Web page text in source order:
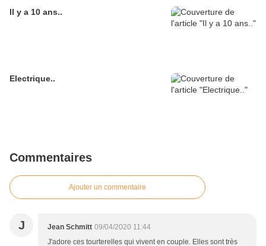
Il y a 10 ans..
Electrique..
Commentaires
Ajouter un commentaire
J Jean Schmitt 09/04/2020 11:44
J'adore ces tourterelles qui vivent en couple. Elles sont très